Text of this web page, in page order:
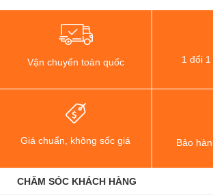
Vận chuyển toàn quốc 1 đổi
Giá chuẩn, không sốc giá Bảo
CHĂM SÓC KHÁCH HÀNG